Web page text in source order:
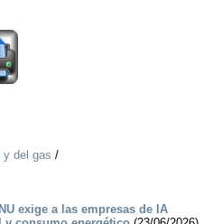
y del gas /
exige a las empresas de IA